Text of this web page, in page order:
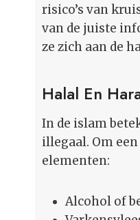
risico’s van
van de juiste
ze zich aan de
Halal En
In de islam
illegaal. Om
elementen:
Alcohol of